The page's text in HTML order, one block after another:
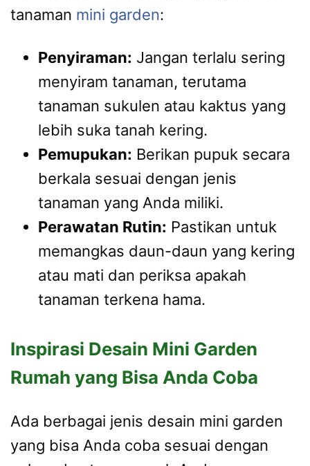
tanaman mini garden:
Penyiraman: Jangan terlalu sering
menyiram tanaman, terutama
tanaman sukulen atau kaktus yang
lebih suka tanah kering.
Pemupukan: Berikan pupuk secara
berkala sesuai dengan jenis
tanaman yang Anda miliki.
Perawatan Rutin: Pastikan untuk
memangkas daun-daun yang kering
atau mati dan periksa apakah
tanaman terkena hama.
Inspirasi Desain Mini Garden
Rumah yang Bisa Anda Coba
Ada berbagai jenis desain mini garden
yang bisa Anda coba sesuai dengan